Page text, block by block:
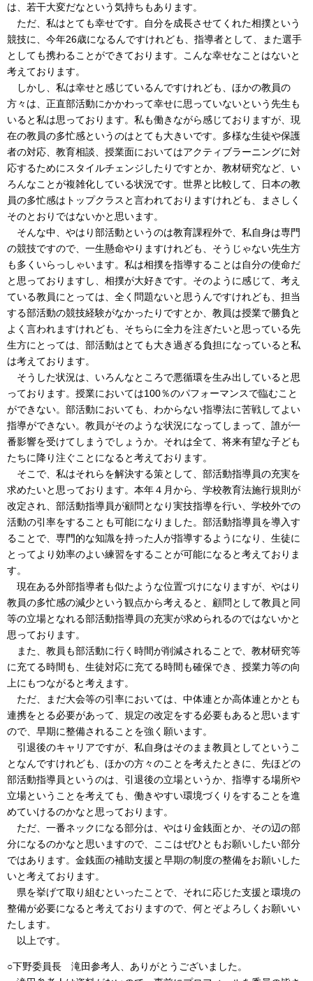
は、若干大変だなという気持ちもあります。
ただ、私はとても幸せです。自分を成長させてくれた相撲という
競技に、今年26歳になるんですけれども、指導者として、また選手
としても携わることができております。こんな幸せなことはないと
考えております。
しかし、私は幸せと感じているんですけれども、ほかの教員の
方々は、正直部活動にかかわって幸せに思っていないという先生も
いると私は思っております。私も働きながら感じておりますが、現
在の教員の多忙感というのはとても大きいです。多様な生徒や保護
者の対応、教育相談、授業面においてはアクティブラーニングに対
応するためにスタイルチェンジしたりですとか、教材研究など、い
ろんなことが複雑化している状況です。世界と比較して、日本の教
員の多忙感はトップクラスと言われておりますけれども、まさしく
そのとおりではないかと思います。
そんな中、やはり部活動というのは教育課程外で、私自身は専門
の競技ですので、一生懸命やりますけれども、そうじゃない先生方
も多くいらっしゃいます。私は相撲を指導することは自分の使命だ
と思っておりますし、相撲が大好きです。そのように感じて、考え
ている教員にとっては、全く問題ないと思うんですけれども、担当
する部活動の競技経験がなかったりですとか、教員は授業で勝負と
よく言われますけれども、そちらに全力を注ぎたいと思っている先
生方にとっては、部活動はとても大き過ぎる負担になっていると私
は考えております。
そうした状況は、いろんなところで悪循環を生み出していると思
っております。授業においては100％のパフォーマンスで臨むこと
ができない。部活動においても、わからない指導法に苦戦してよい
指導ができない。教員がそのような状況になってしまって、誰が一
番影響を受けてしまうでしょうか。それは全て、将来有望な子ども
たちに降り注ぐことになると考えております。
そこで、私はそれらを解決する策として、部活動指導員の充実を
求めたいと思っております。本年４月から、学校教育法施行規則が
改定され、部活動指導員が顧問となり実技指導を行い、学校外での
活動の引率をすることも可能になりました。部活動指導員を導入す
ることで、専門的な知識を持った人が指導するようになり、生徒に
とってより効率のよい練習をすることが可能になると考えておりま
す。
現在ある外部指導者も似たような位置づけになりますが、やはり
教員の多忙感の減少という観点から考えると、顧問として教員と同
等の立場となれる部活動指導員の充実が求められるのではないかと
思っております。
また、教員も部活動に行く時間が削減されることで、教材研究等
に充てる時間も、生徒対応に充てる時間も確保でき、授業力等の向
上にもつながると考えます。
ただ、まだ大会等の引率においては、中体連とか高体連とかとも
連携をとる必要があって、規定の改定をする必要もあると思います
ので、早期に整備されることを強く願います。
引退後のキャリアですが、私自身はそのまま教員としてというこ
となんですけれども、ほかの方々のことを考えたときに、先ほどの
部活動指導員というのは、引退後の立場というか、指導する場所や
立場ということを考えても、働きやすい環境づくりをすることを進
めていけるのかなと思っております。
ただ、一番ネックになる部分は、やはり金銭面とか、その辺の部
分になるのかなと思いますので、ここはぜひともお願いしたい部分
ではあります。金銭面の補助支援と早期の制度の整備をお願いした
いと考えております。
県を挙げて取り組むといったことで、それに応じた支援と環境の
整備が必要になると考えておりますので、何とぞよろしくお願いい
たします。
以上です。
○下野委員長 滝田参考人、ありがとうございました。